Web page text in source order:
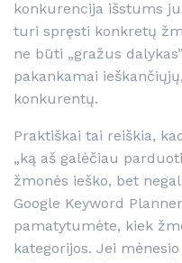
konkurencija išstums
turi spręsti konkretų
ne būti „gražus
pakankamai
konkurentų.
Praktiškai tai reiškia,
„ką aš galėčiau
žmonės ieško, bet
Google Keyword
pamatytumėte, kiek
kategorijos. Jei